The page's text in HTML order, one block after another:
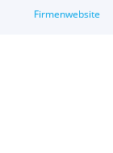
Firmenwebsite